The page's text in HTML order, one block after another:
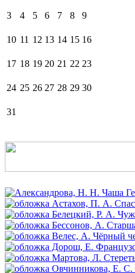
3 4 5 6 7 8 9
10 11 12 13 14 15 16
17 18 19 20 21 22 23
24 25 26 27 28 29 30
31